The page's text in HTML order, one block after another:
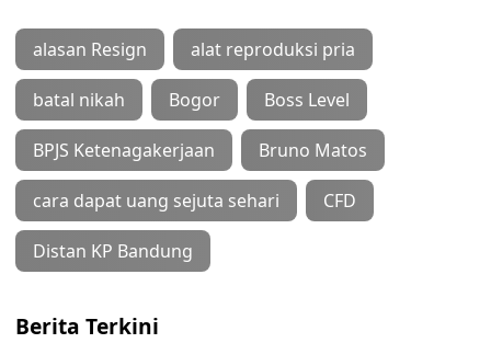
alasan Resign alat reproduksi pria
batal nikah Bogor Boss Level
BPJS Ketenagakerjaan Bruno Matos
cara dapat uang sejuta sehari CFD
Distan KP Bandung
Berita Terkini